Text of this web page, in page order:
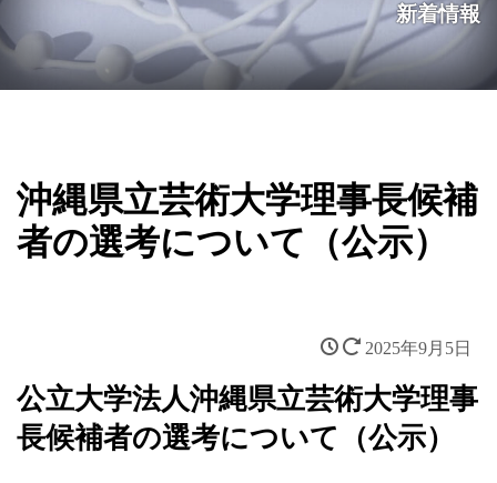
新着情報
沖縄県立芸術大学理事長候補
者の選考について（公示）
2025年9月5日
公立大学法人沖縄県立芸術大学理事
長候補者の選考について（公示）